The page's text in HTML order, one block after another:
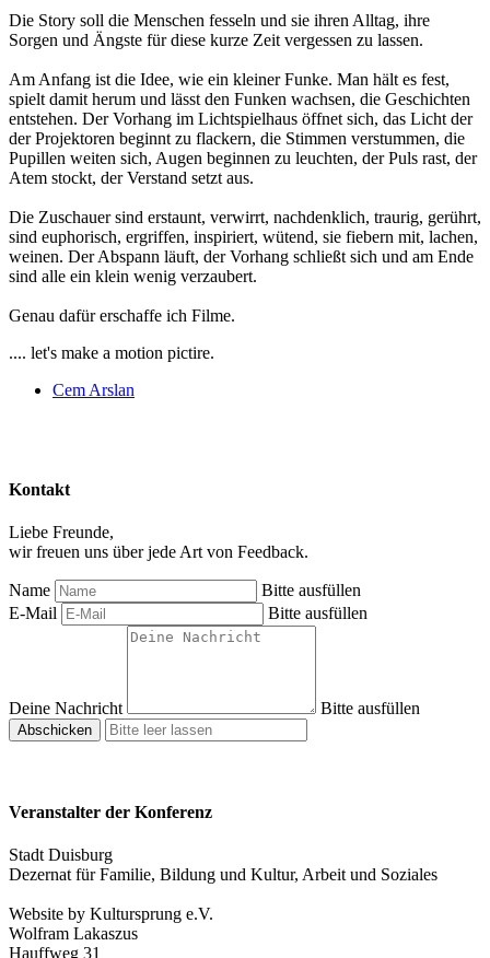
Die Story soll die Menschen fesseln und sie ihren Alltag, ihre
Sorgen und Ängste für diese kurze Zeit vergessen zu lassen.
Am Anfang ist die Idee, wie ein kleiner Funke. Man hält es fest,
spielt damit herum und lässt den Funken wachsen, die Geschichten
entstehen. Der Vorhang im Lichtspielhaus öffnet sich, das Licht der
der Projektoren beginnt zu flackern, die Stimmen verstummen, die
Pupillen weiten sich, Augen beginnen zu leuchten, der Puls rast, der
Atem stockt, der Verstand setzt aus.
Die Zuschauer sind erstaunt, verwirrt, nachdenklich, traurig, gerührt,
sind euphorisch, ergriffen, inspiriert, wütend, sie fiebern mit, lachen,
weinen. Der Abspann läuft, der Vorhang schließt sich und am Ende
sind alle ein klein wenig verzaubert.
Genau dafür erschaffe ich Filme.
.... let's make a motion pictire.
Cem Arslan
Kontakt
Liebe Freunde,
wir freuen uns über jede Art von Feedback.
Name
Bitte ausfüllen
E-Mail
Bitte ausfüllen
Deine Nachricht Bitte ausfüllen
Abschicken
Veranstalter der Konferenz
Stadt Duisburg
Dezernat für Familie, Bildung und Kultur, Arbeit und Soziales
Website by Kultursprung e.V.
Wolfram Lakaszus
Hauffweg 31